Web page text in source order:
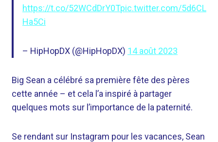
https://t.co/52WCdDrY0Tpic.twitter.com/5d6CL
Ha5Ci
– HipHopDX (@HipHopDX) 14 août 2023
Big Sean a célébré sa première fête des pères
cette année – et cela l’a inspiré à partager
quelques mots sur l’importance de la paternité.
Se rendant sur Instagram pour les vacances, Sean